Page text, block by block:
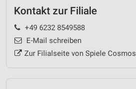
Kontakt zur Filiale
+49 6232 8549588
E-Mail schreiben
Zur Filialseite von Spiele Cosmos